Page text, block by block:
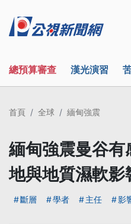
總預算審查 漢光演習
首頁 全球 緬甸強震
緬甸強震曼谷
地與地質濕軟影
斷層 學者 主任 影